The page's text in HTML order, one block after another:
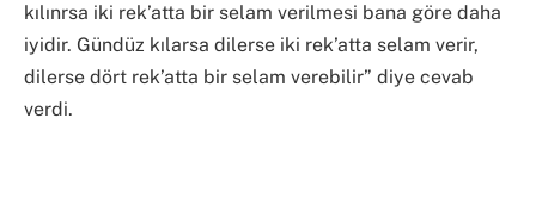
kılınrsa iki rek’atta bir selam verilmesi bana göre daha
iyidir. Gündüz kılarsa dilerse iki rek’atta selam verir,
dilerse dört rek’atta bir selam verebilir” diye cevab
verdi.